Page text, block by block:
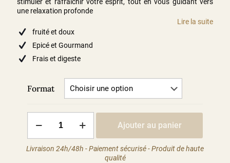
stimuler et rafraîchir votre esprit, tout en vous guidant vers
une relaxation profonde
Lire la suite
fruité et doux
Epicé et Gourmand
Frais et digeste
Format
Ayurveda
Ajouter au panier
Livraison 24h/48h - Paiement sécurisé - Produit de haute
qualité